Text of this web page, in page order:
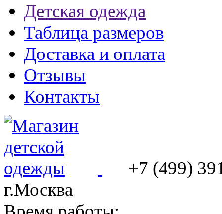
Детская одежда
Таблица размеров
Доставка и оплата
Отзывы
Контакты
+7 (499)
г.Москва